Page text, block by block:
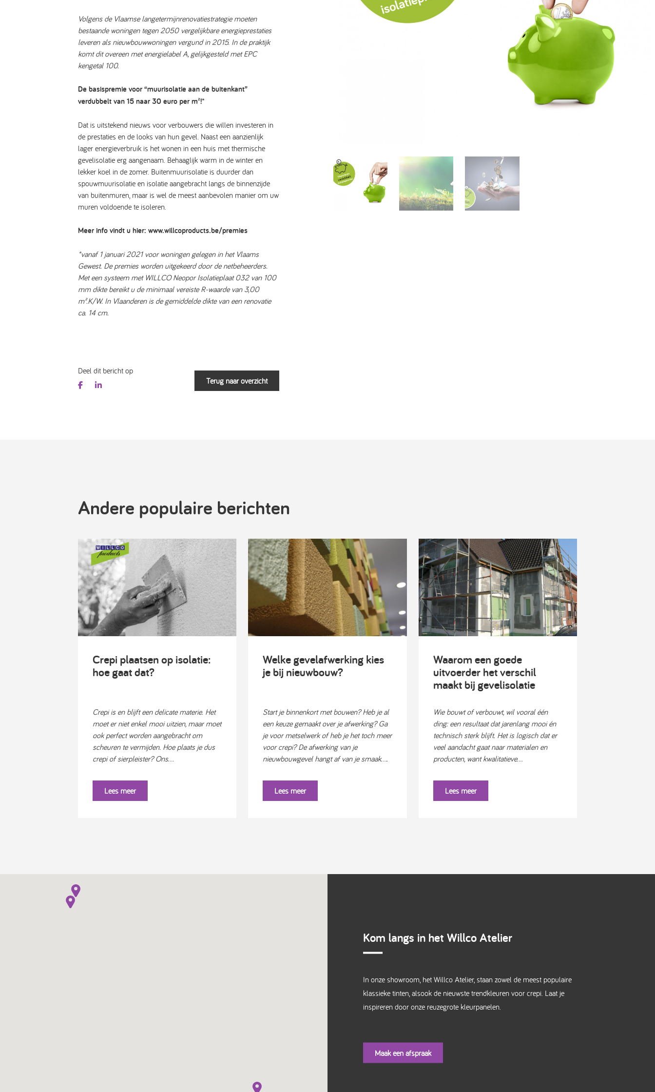
Volgens de Vlaamse langetermijnrenovatiestrategie moeten
bestaande woningen tegen 2050 vergelijkbare energieprestaties
leveren als nieuwbouwwoningen vergund in 2015. In de praktijk
komt dit overeen met energielabel A, gelijkgesteld met EPC
kengetal 100.
De basispremie voor “muurisolatie aan de buitenkant”
verdubbelt van 15 naar 30 euro per m²!*
Dat is uitstekend nieuws voor verbouwers die willen investeren in
de prestaties en de looks van hun gevel. Naast een aanzienlijk
lager energieverbruik is het wonen in een huis met thermische
gevelisolatie erg aangenaam. Behaaglijk warm in de winter en
lekker koel in de zomer. Buitenmuurisolatie is duurder dan
spouwmuurisolatie en isolatie aangebracht langs de binnenzijde
van buitenmuren, maar is wel de meest aanbevolen manier om uw
muren voldoende te isoleren.
Meer info vindt u hier: www.willcoproducts.be/premies
*vanaf 1 januari 2021 voor woningen gelegen in het Vlaams
Gewest. De premies worden uitgekeerd door de netbeheerders.
Met een systeem met WILLCO Neopor Isolatieplaat 032 van 100
mm dikte bereikt u de minimaal vereiste R-waarde van 3,00
m².K/W. In Vlaanderen is de gemiddelde dikte van een renovatie
ca. 14 cm.
Deel dit bericht op
Terug naar overzicht
Andere populaire berichten
Crepi plaatsen op isolatie:
hoe gaat dat?
Crepi is en blijft een delicate materie. Het
moet er niet enkel mooi uitzien, maar moet
ook perfect worden aangebracht om
scheuren te vermijden. Hoe plaats je dus
crepi of sierpleister? Ons...
Lees meer
Welke gevelafwerking kies
je bij nieuwbouw?
Start je binnenkort met bouwen? Heb je al
een keuze gemaakt over je afwerking? Ga
je voor metselwerk of heb je het toch meer
voor crepi? De afwerking van je
nieuwbouwgevel hangt af van je smaak....
Lees meer
Waarom een goede
uitvoerder het verschil
maakt bij gevelisolatie
Wie bouwt of verbouwt, wil vooral één
ding: een resultaat dat jarenlang mooi én
technisch sterk blijft. Het is logisch dat er
veel aandacht gaat naar materialen en
producten, want kwalitatieve...
Lees meer
Kom langs in het Willco Atelier
In onze showroom, het Willco Atelier, staan zowel de meest populaire
klassieke tinten, alsook de nieuwste trendkleuren voor crepi. Laat je
inspireren door onze reuzegrote kleurpanelen.
Maak een afspraak